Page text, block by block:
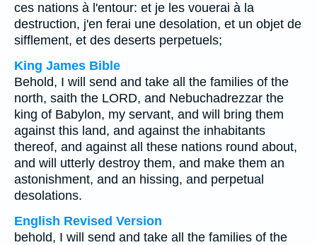
ces nations à l'entour: et je les vouerai à la
destruction, j'en ferai une desolation, et un objet de
sifflement, et des deserts perpetuels;
King James Bible
Behold, I will send and take all the families of the
north, saith the LORD, and Nebuchadrezzar the
king of Babylon, my servant, and will bring them
against this land, and against the inhabitants
thereof, and against all these nations round about,
and will utterly destroy them, and make them an
astonishment, and an hissing, and perpetual
desolations.
English Revised Version
behold, I will send and take all the families of the